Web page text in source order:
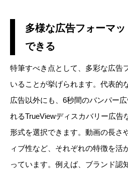
多様な広告フォーマ
できる
特筆すべき点として、多彩な広告
いることが挙げられます。代表的
広告以外にも、6秒間のバンパー
れるTrueViewディスカバリー広告
形式を選択できます。動画の長さ
ィブ性など、それぞれの特徴を活
っています。例えば、ブランド認